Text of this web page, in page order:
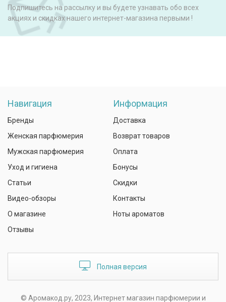
Подпишитесь на рассылку и вы будете узнавать обо всех
акциях и скидках нашего интернет-магазина первыми !
Навигация
Бренды
Женская парфюмерия
Мужская парфюмерия
Уход и гигиена
Статьи
Видео-обзоры
О магазине
Отзывы
Информация
Доставка
Возврат товаров
Оплата
Бонусы
Скидки
Контакты
Ноты ароматов
Полная версия
© Аромакод.ру, 2023, Интернет магазин парфюмерии и